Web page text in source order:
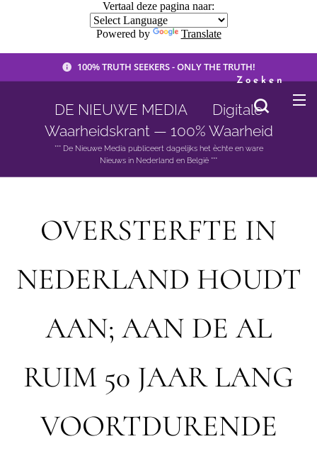
Vertaal deze pagina naar:
Powered by Translate
100% TRUTH SEEKERS - ONLY THE TRUTH!
DE NIEUWE MEDIA 🟣 Digitale
Waarheidskrant — 100% Waarheid
*** De Nieuwe Media publiceert dagelijks het èchte en ware
Nieuws in Nederland en België ***
Zoeken
OVERSTERFTE IN
NEDERLAND HOUDT
AAN; AAN DE AL
RUIM 50 JAAR LANG
VOORTDURENDE